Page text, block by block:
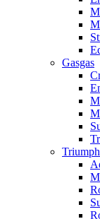
Gasgas
Triumph